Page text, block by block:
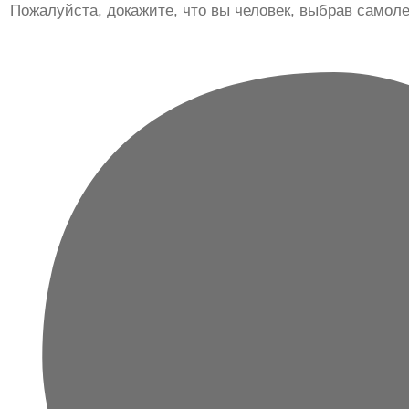
Пожалуйста, докажите, что вы человек, выбрав